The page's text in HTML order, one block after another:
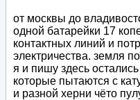
от москвы до
одной батарейки 17
контактных линий и
электричества. земля
я и пишу здесь
которые пытаются с
и разной херни чёто